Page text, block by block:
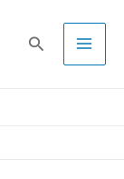
Pesquisa